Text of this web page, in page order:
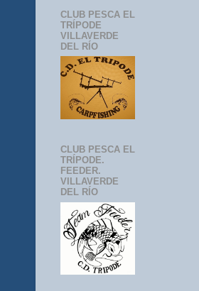
CLUB PESCA EL
TRÍPODE
VILLAVERDE
DEL RÍO
CLUB PESCA EL
TRÍPODE.
FEEDER.
VILLAVERDE
DEL RÍO